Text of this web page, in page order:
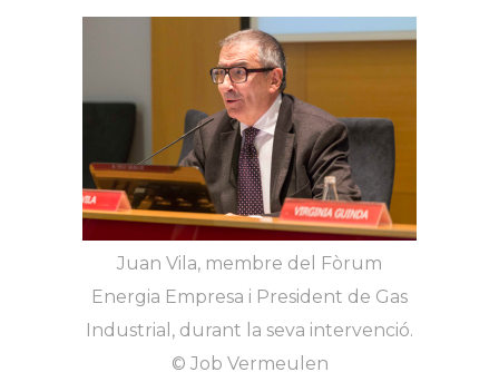
Juan Vila, membre del Fòrum
Energia Empresa i President de Gas
Industrial, durant la seva intervenció.
© Job Vermeulen​​